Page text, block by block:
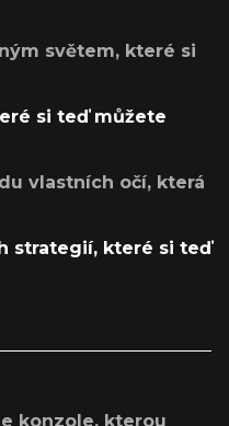
světem, které si
si teď můžete
vlastních očí, která
strategií, které si teď
konzole, kterou